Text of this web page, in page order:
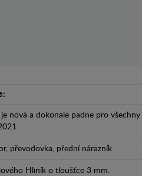
nová a dokonale padne pro všechny
převodovka, přední nárazník
Hliník o tloušťce 3 mm.